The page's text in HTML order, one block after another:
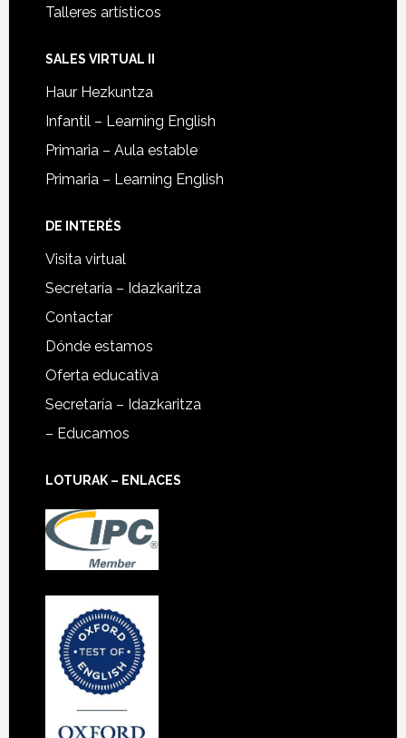
Talleres artísticos
SALES VIRTUAL II
Haur Hezkuntza
Infantil – Learning English
Primaria – Aula estable
Primaria – Learning English
DE INTERÉS
Visita virtual
Secretaría – Idazkaritza
Contactar
Dónde estamos
Oferta educativa
Secretaría – Idazkaritza
– Educamos
LOTURAK – ENLACES